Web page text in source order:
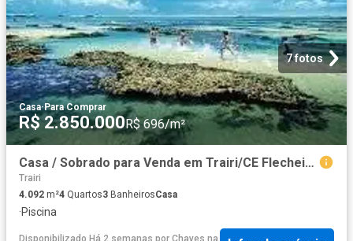
7 fotos
Casa·Para Comprar
R$ 2.850.000R$ 696/m²
Casa / Sobrado para Venda em Trairi/CE Flecheiras 4 Quartos
Trairi
4.092 m²4 Quartos3 BanheirosCasa
·Piscina
Disponibilizado Há 2 semanas por Chaves na